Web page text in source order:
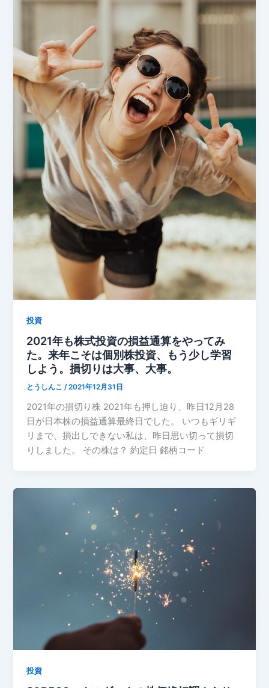
投資
2021年も株式投資の損益通算をやってみ
た。来年こそは個別株投資、もう少し学習
しよう。損切りは大事、大事。
とうしんこ/2021年12月31日
2021年の損切り株 2021年も押し迫り、昨日12月28
日が日本株の損益通算最終日でした。 いつもギリギ
リまで、損出しできない私は、昨日思い切って損切
りしました。 その株は？ 約定日 銘柄コード
投資